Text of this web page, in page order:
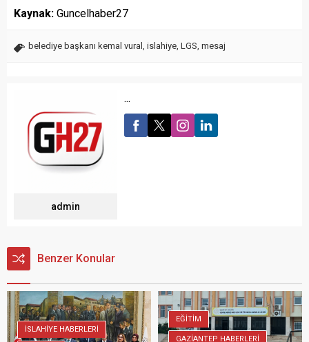
Kaynak: Guncelhaber27
belediye başkanı kemal vural islahiye LGS mesaj
admin
...
Benzer Konular
İSLAHİYE HABERLERİ
EĞİTİM
GAZİANTEP HABERLERİ